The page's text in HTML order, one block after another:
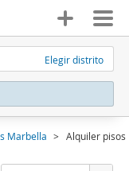
Elegir distrito
Marbella Alquiler